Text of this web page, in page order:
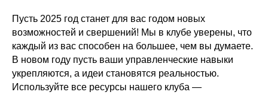
Пусть 2025 год станет для вас годом новых
возможностей и свершений! Мы в клубе уверены, что
каждый из вас способен на большее, чем вы думаете.
В новом году пусть ваши управленческие навыки
укрепляются, а идеи становятся реальностью.
Используйте все ресурсы нашего клуба —